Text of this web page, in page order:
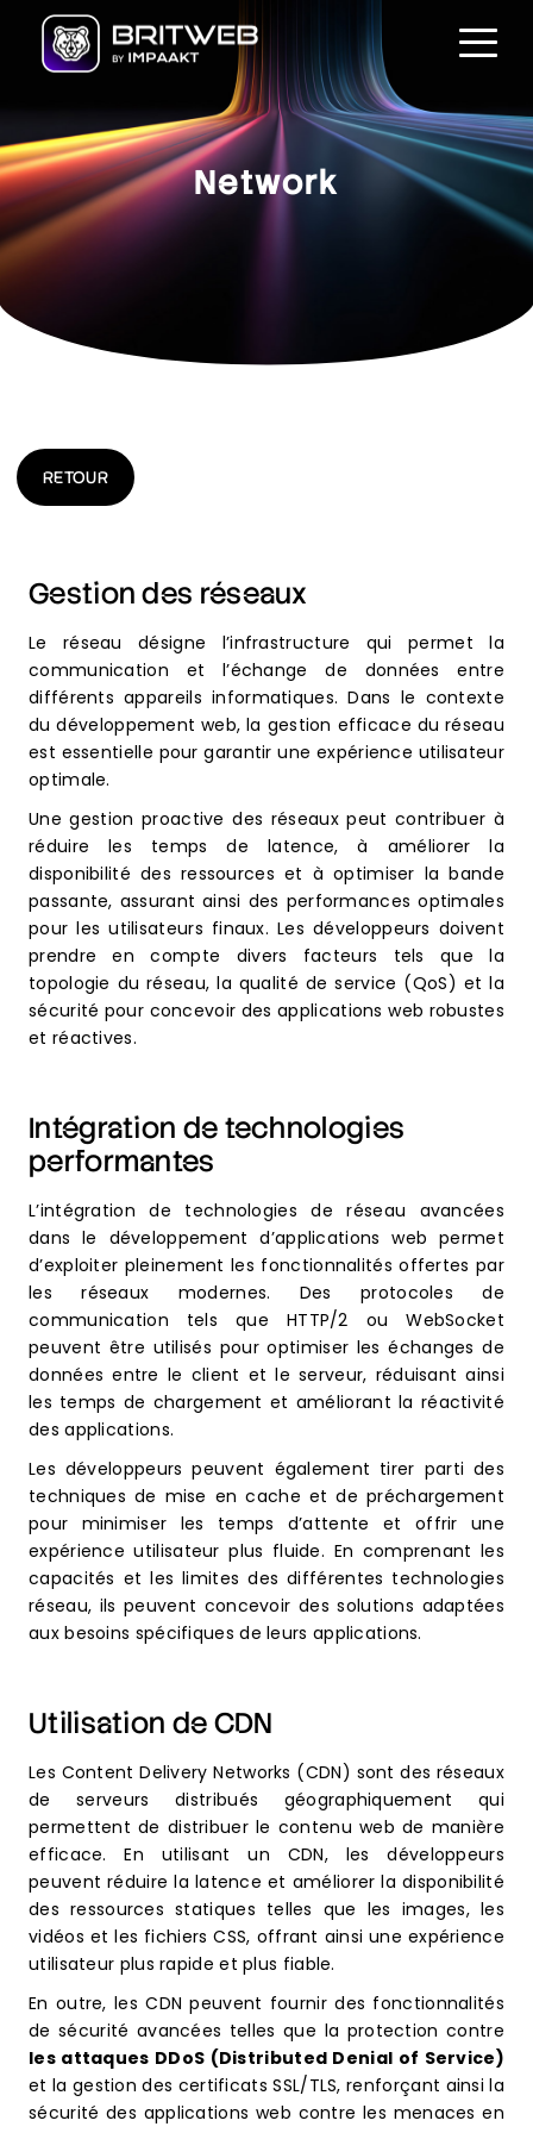
Network
RETOUR
Gestion des réseaux
Le réseau désigne l’infrastructure qui permet la
communication et l’échange de données entre
différents appareils informatiques. Dans le contexte
du développement web, la gestion efficace du réseau
est essentielle pour garantir une expérience utilisateur
optimale.
Une gestion proactive des réseaux peut contribuer à
réduire les temps de latence, à améliorer la
disponibilité des ressources et à optimiser la bande
passante, assurant ainsi des performances optimales
pour les utilisateurs finaux. Les développeurs doivent
prendre en compte divers facteurs tels que la
topologie du réseau, la qualité de service (QoS) et la
sécurité pour concevoir des applications web robustes
et réactives.
Intégration de technologies
performantes
L’intégration de technologies de réseau avancées
dans le développement d’applications web permet
d’exploiter pleinement les fonctionnalités offertes par
les réseaux modernes. Des protocoles de
communication tels que HTTP/2 ou WebSocket
peuvent être utilisés pour optimiser les échanges de
données entre le client et le serveur, réduisant ainsi
les temps de chargement et améliorant la réactivité
des applications.
Les développeurs peuvent également tirer parti des
techniques de mise en cache et de préchargement
pour minimiser les temps d’attente et offrir une
expérience utilisateur plus fluide. En comprenant les
capacités et les limites des différentes technologies
réseau, ils peuvent concevoir des solutions adaptées
aux besoins spécifiques de leurs applications.
Utilisation de CDN
Les Content Delivery Networks (CDN) sont des réseaux
de serveurs distribués géographiquement qui
permettent de distribuer le contenu web de manière
efficace. En utilisant un CDN, les développeurs
peuvent réduire la latence et améliorer la disponibilité
des ressources statiques telles que les images, les
vidéos et les fichiers CSS, offrant ainsi une expérience
utilisateur plus rapide et plus fiable.
En outre, les CDN peuvent fournir des fonctionnalités
de sécurité avancées telles que la protection contre
les attaques DDoS (Distributed Denial of Service)
et la gestion des certificats SSL/TLS, renforçant ainsi la
sécurité des applications web contre les menaces en